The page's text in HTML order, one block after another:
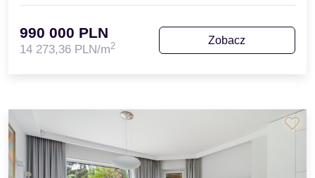
990 000 PLN
14 273,36 PLN/m2 Zobacz